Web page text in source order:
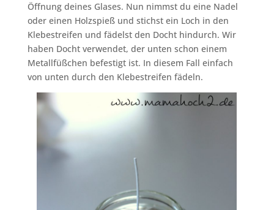
Öffnung deines Glases. Nun nimmst du eine Nadel
oder einen Holzspieß und stichst ein Loch in den
Klebestreifen und fädelst den Docht hindurch. Wir
haben Docht verwendet, der unten schon einem
Metallfüßchen befestigt ist. In diesem Fall einfach
von unten durch den Klebestreifen fädeln.